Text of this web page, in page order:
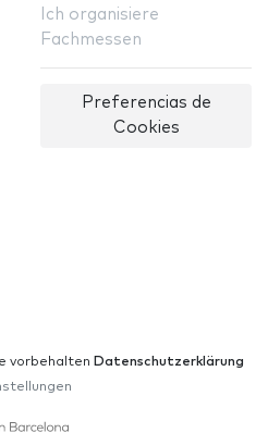
Ich organisiere
Fachmessen
Preferencias de
Cookies
vorbehalten Datenschutzerklärung